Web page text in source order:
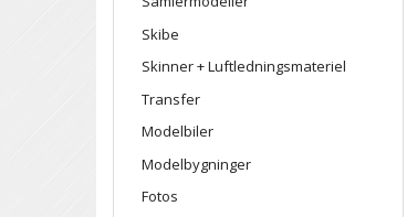
Skibe
Skinner + Luftledningsmateriel
Transfer
Modelbiler
Modelbygninger
Fotos